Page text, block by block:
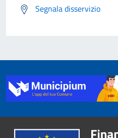
Segnala disservizio